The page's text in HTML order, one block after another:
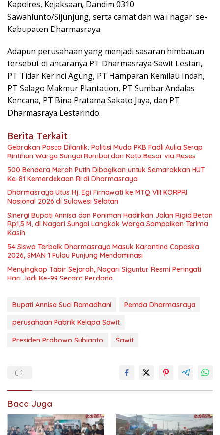
Kapolres, Kejaksaan, Dandim 0310
Sawahlunto/Sijunjung, serta camat dan wali nagari se-
Kabupaten Dharmasraya.
Adapun perusahaan yang menjadi sasaran himbauan
tersebut di antaranya PT Dharmasraya Sawit Lestari,
PT Tidar Kerinci Agung, PT Hamparan Kemilau Indah,
PT Salago Makmur Plantation, PT Sumbar Andalas
Kencana, PT Bina Pratama Sakato Jaya, dan PT
Dharmasraya Lestarindo.
Berita Terkait
Gebrakan Pasca Dilantik: Politisi Muda PKB Fadli Aulia Serap
Rintihan Warga Sungai Rumbai dan Koto Besar via Reses
500 Bendera Merah Putih Dibagikan untuk Semarakkan HUT
Ke-81 Kemerdekaan RI di Dharmasraya
Dharmasraya Utus Hj. Egi Firnawati ke MTQ VIII KORPRI
Nasional 2026 di Sulawesi Selatan
Sinergi Bupati Annisa dan Poniman Hadirkan Jalan Rigid Beton
Rp1,5 M, di Nagari Sungai Langkok Warga Sampaikan Terima
Kasih
54 Siswa Terbaik Dharmasraya Masuk Karantina Capaska
2026, SMAN 1 Pulau Punjung Mendominasi
Menyingkap Tabir Sejarah, Nagari Siguntur Resmi Peringati
Hari Jadi Ke-99 Secara Perdana
Bupati Annisa Suci Ramadhani
Pemda Dharmasraya
perusahaan Pabrik Kelapa Sawit
Presiden Prabowo Subianto
Sawit
Baca Juga